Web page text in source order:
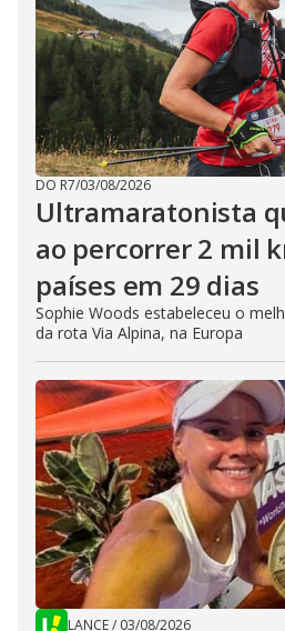
DO R7/03/08/2026
Ultramaratonista
ao percorrer 2 mil
países em 29 dias
Sophie Woods estabeleceu o
da rota Via Alpina, na Europa
LANCE/ 03/08/2026